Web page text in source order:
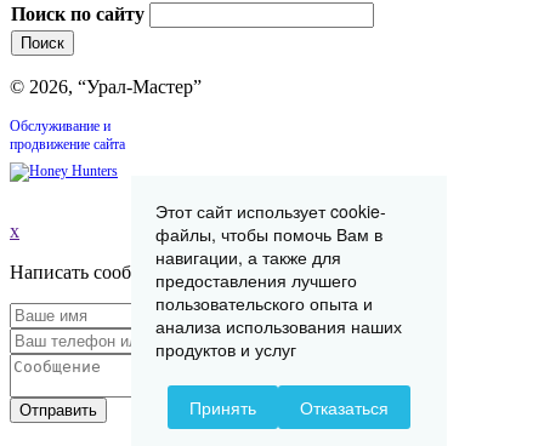
Поиск по сайту
© 2026, “Урал-Мастер”
Обслуживание и
продвижение сайта
x
Написать сообщение
Отправить
Этот сайт использует cookie-
файлы, чтобы помочь Вам в
навигации, а также для
предоставления лучшего
пользовательского опыта и
анализа использования наших
продуктов и услуг
Принять Отказаться